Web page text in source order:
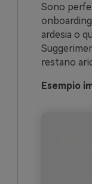
Sono
ardesia o
restano
Esempio